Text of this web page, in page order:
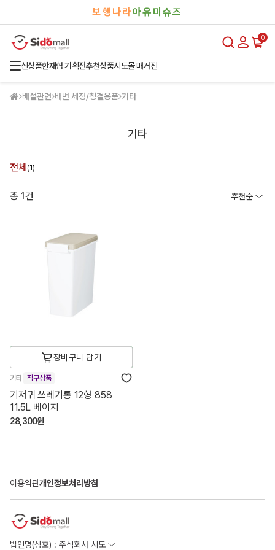
보행나라아유미슈즈
0
신상품한재협 기획전추천상품시도몰 매거진
배설관련 배변 세정/청결용품 기타
기타
전체 (1)
총 1건 추천순
장바구니 담기
기타 직구상품
기저귀 쓰레기통 12형 858
11.5L 베이지
28,300원
이용약관개인정보처리방침
법인명(상호) : 주식회사 시도